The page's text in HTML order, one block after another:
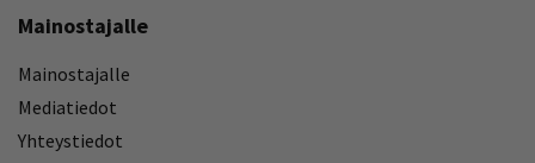
Mainostajalle
Mainostajalle
Mediatiedot
Yhteystiedot